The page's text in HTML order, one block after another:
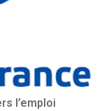
l’emploi